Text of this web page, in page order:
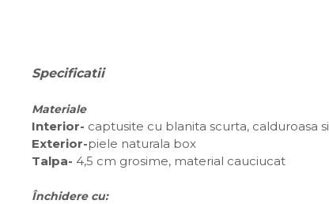
Specificatii
Materiale
Interior- captusite cu blanita scurta, calduroasa
Exterior-piele naturala box
Talpa- 4,5 cm grosime, material cauciucat
Închidere cu: